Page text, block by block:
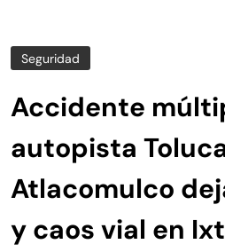
Seguridad
Accidente
autopista
Atlacomulco
y caos vial en